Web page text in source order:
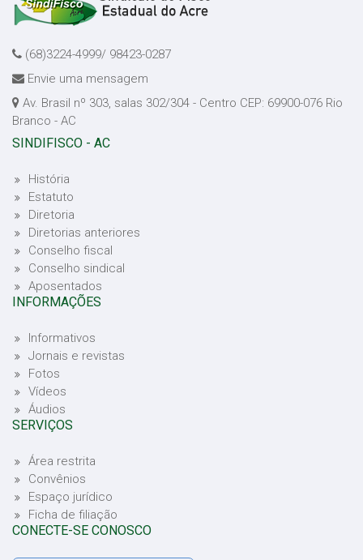
(68)3224-4999/ 98423-0287
Envie uma mensagem
Av. Brasil nº 303, salas 302/304 - Centro CEP: 69900-076 Rio
Branco - AC
SINDIFISCO - AC
História
Estatuto
Diretoria
Diretorias anteriores
Conselho fiscal
Conselho sindical
Aposentados
INFORMAÇÕES
Informativos
Jornais e revistas
Fotos
Vídeos
Áudios
SERVIÇOS
Área restrita
Convênios
Espaço jurídico
Ficha de filiação
CONECTE-SE CONOSCO